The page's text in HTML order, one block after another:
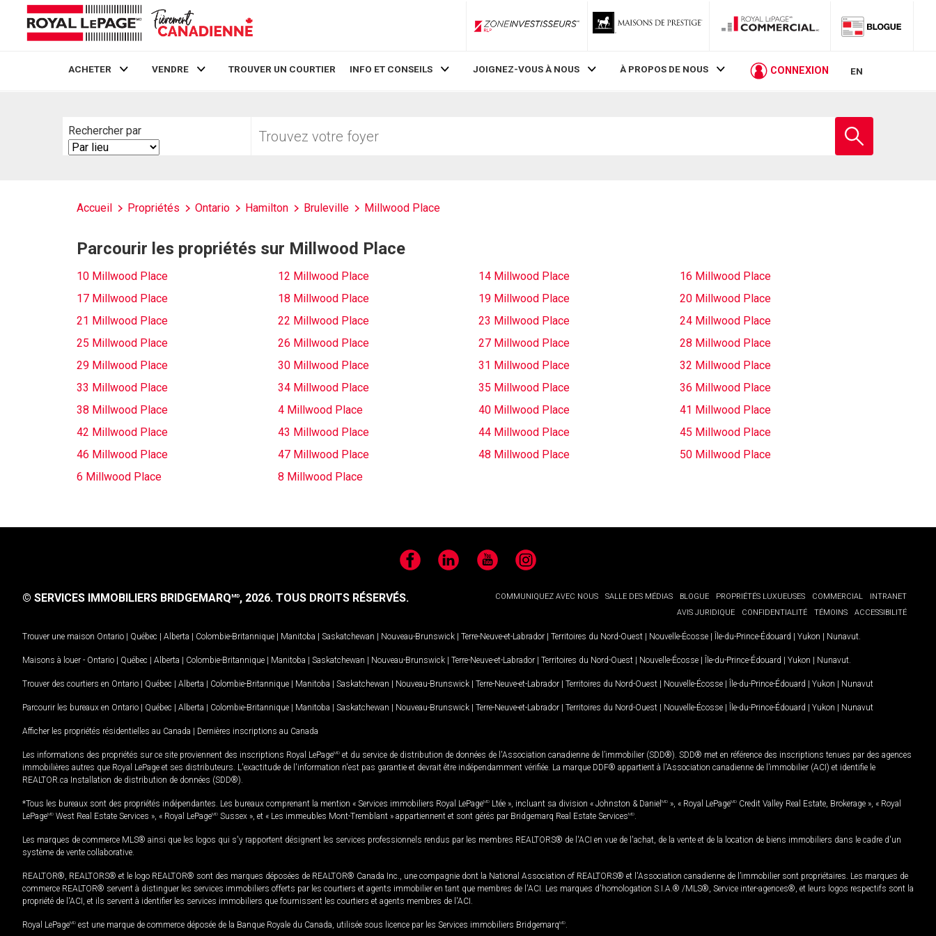
ZoneInvestisseurs RLP
ACHETER VENDRE TROUVER UN COURTIER INFO ET CONSEILS JOIGNEZ-VOUS À NOUS À PROPOS DE NOUS CONNEXION EN
Rechercher par
Search
By
votre
Accueil Propriétés Ontario Hamilton Bruleville Millwood Place
Parcourir les propriétés sur Millwood Place
10 Millwood Place 12 Millwood Place 14 Millwood Place
16 Millwood Place
17 Millwood Place
18 Millwood Place 19 Millwood Place
20 Millwood Place
21 Millwood Place
22 Millwood Place 23 Millwood Place
24 Millwood Place
25 Millwood Place
26 Millwood Place 27 Millwood Place
28 Millwood Place
29 Millwood Place
30 Millwood Place 31 Millwood Place
32 Millwood Place
33 Millwood Place
34 Millwood Place 35 Millwood Place
36 Millwood Place
38 Millwood Place
4 Millwood Place 40 Millwood Place
41 Millwood Place
42 Millwood Place
43 Millwood Place 44 Millwood Place
45 Millwood Place
46 Millwood Place
47 Millwood Place 48 Millwood Place
50 Millwood Place
6 Millwood Place
8 Millwood Place
FacebookLinkedIn YouTubeInstagram
COMMUNIQUEZ AVEC NOUS SALLE DES MÉDIAS BLOGUE PROPRIÉTÉS LUXUEUSES COMMERCIAL
INTRANET
AVIS JURIDIQUE
CONFIDENTIALITÉ TÉMOINS ACCESSIBILITÉ
© SERVICES IMMOBILIERS BRIDGEMARQMD, 2026. TOUS DROITS RÉSERVÉS.
Trouver une maison Ontario | Québec | Alberta | Colombie-Britannique | Manitoba | Saskatchewan | Nouveau-Brunswick | Terre-Neuve-et-Labrador | Territoires du Nord-Ouest | Nouvelle-Écosse | Île-du-Prince-Édouard | Yukon | Nunavut
Maisons à louer - Ontario | Québec | Alberta | Colombie-Britannique | Manitoba | Saskatchewan | Nouveau-Brunswick | Terre-Neuve-et-Labrador | Territoires du Nord-Ouest | Nouvelle-Écosse | Île-du-Prince-Édouard | Yukon | Nunavut
Trouver des courtiers en Ontario | Québec | Alberta | Colombie-Britannique | Manitoba | Saskatchewan | Nouveau-Brunswick | Terre-Neuve-et-Labrador | Territoires du Nord-Ouest | Nouvelle-Écosse | Île-du-Prince-Édouard | Yukon | Nunavut
Parcourir les bureaux en Ontario | Québec | Alberta | Colombie-Britannique | Manitoba | Saskatchewan | Nouveau-Brunswick | Terre-Neuve-et-Labrador | Territoires du Nord-Ouest | Nouvelle-Écosse | Île-du-Prince-Édouard | Yukon | Nunavut
Afficher les propriétés résidentielles au Canada | Dernières inscriptions au Canada
Les informations des propriétés sur ce site proviennent des inscriptions Royal LePageMD et du service de distribution de données de l'Association canadienne de l’immobilier (SDD®). SDD® met en référence des inscriptions tenues par des agences
immobilières autres que Royal LePage et ses distributeurs. L'exactitude de l'information n'est pas garantie et devrait être indépendamment vérifiée. La marque DDF® appartient à l'Association canadienne de l’immobilier (ACI) et identifie le
REALTOR.ca Installation de distribution de données (SDD®).
*Tous les bureaux sont des propriétés indépendantes. Les bureaux comprenant la mention « Services immobiliers Royal LePageMD Ltée », incluant sa division « Johnston & Daniel MD », « Royal LePageMD Credit Valley Real Estate, Brokerage », « Royal
LePageMD West Real Estate Services », « Royal LePageMD Sussex », et « Les immeubles Mont-Tremblant » appartiennent et sont gérés par Bridgemarq Real Estate ServicesMD
Les marques de commerce MLS® ainsi que les logos qui s'y rapportent désignent les services professionnels rendus par les membres REALTORS® de l'ACI en vue de l'achat, de la vente et de la location de biens immobiliers dans le cadre d'un
système de vente collaborative.
REALTOR®, REALTORS® et le logo REALTOR® sont des marques déposées de REALTOR® Canada Inc., une compagnie dont la National Association of REALTORS® et l'Association canadienne de l’immobilier sont propriétaires. Les marques de
commerce REALTOR® servent à distinguer les services immobiliers offerts par les courtiers et agents immobilier en tant que membres de l'ACI. Les marques d'homologation S.I.A.® /MLS®, Service inter-agences®, et leurs logos respectifs sont la
propriété de l'ACI, et ils servent à identifier les services immobiliers que fournissent les courtiers et agents membres de l'ACI.
Royal LePageMD est une marque de commerce déposée de la Banque Royale du Canada, utilisée sous licence par les Services immobiliers BridgemarqMD